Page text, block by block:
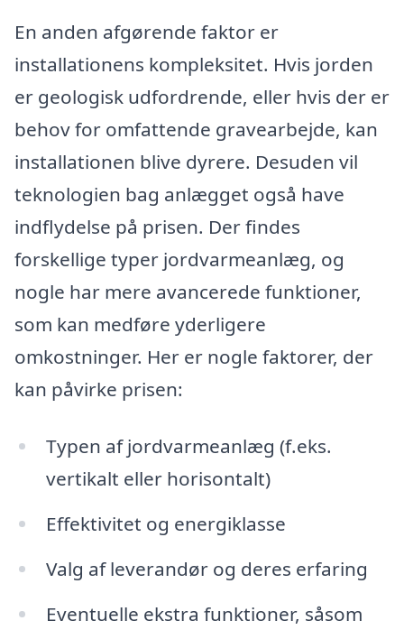
En anden afgørende faktor er
installationens kompleksitet. Hvis jorden
er geologisk udfordrende, eller hvis der er
behov for omfattende gravearbejde, kan
installationen blive dyrere. Desuden vil
teknologien bag anlægget også have
indflydelse på prisen. Der findes
forskellige typer jordvarmeanlæg, og
nogle har mere avancerede funktioner,
som kan medføre yderligere
omkostninger. Her er nogle faktorer, der
kan påvirke prisen:
Typen af jordvarmeanlæg (f.eks.
vertikalt eller horisontalt)
Effektivitet og energiklasse
Valg af leverandør og deres erfaring
Eventuelle ekstra funktioner, såsom